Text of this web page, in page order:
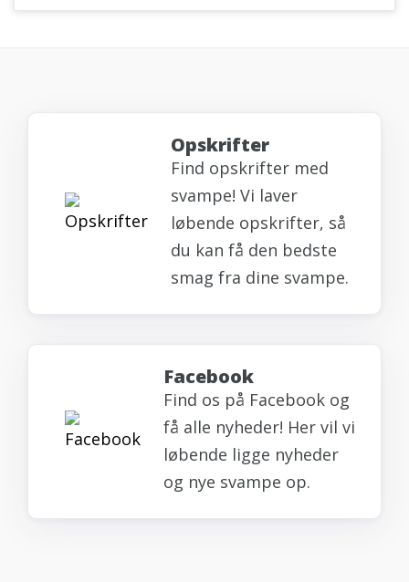
Opskrifter
Find opskrifter med
svampe! Vi laver
løbende opskrifter, så
du kan få den bedste
smag fra dine svampe.
Facebook
Find os på Facebook og
få alle nyheder! Her vil vi
løbende ligge nyheder
og nye svampe op.